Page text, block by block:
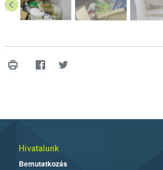
Hivatalunk
Bemutatkozás